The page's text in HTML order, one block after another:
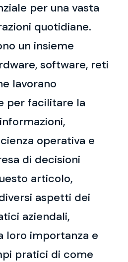
per una vasta
quotidiane.
un insieme
software, reti
lavorano
per facilitare la
operativa e
di decisioni
articolo,
aspetti dei
aziendali,
loro importanza e
pratici di come